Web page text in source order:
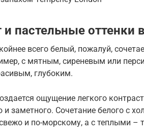
пастельные оттенки
всего белый, пожалуй,
с мятным, сиреневым или
глубоким.
ощущение легкого
и заметного. Сочетание белого с
и по-морскому, а с теплыми –